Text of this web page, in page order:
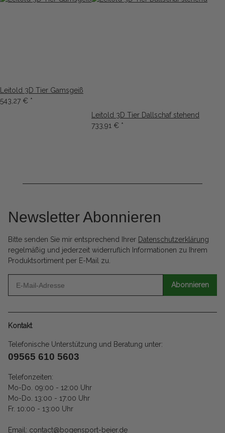
Leitold 3D Tier Gamsgeiß
543,27 € *
Leitold 3D Tier Dallschaf stehend
733,91 € *
Newsletter Abonnieren
Bitte senden Sie mir entsprechend Ihrer Datenschutzerklärung
regelmäßig und jederzeit widerruflich Informationen zu Ihrem
Produktsortiment per E-Mail zu.
Abonnieren
Kontakt
Telefonische Unterstützung und Beratung unter:
09565 610 5603
Telefonzeiten:
Mo-Do. 09:00 - 12:00 Uhr
Mo-Do. 13:00 - 17:00 Uhr
Fr. 10:00 - 13:00 Uhr
Email: contact@bogensport-beier.de